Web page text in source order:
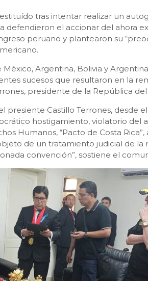
tras intentar realizar un
defendieron el accionar del ahora
peruano y plantearon su
Argentina, Bolivia y
sucesos que resultaron en la
presidente de la República del
presiente Castillo Terrones, desde
hostigamiento, violatorio del
Humanos, “Pacto de Costa
de un tratamiento judicial de la
convención”, sostiene el